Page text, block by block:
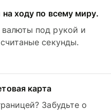
ходу по всему миру.
под рукой и
секунды.
карта
Забудьте о